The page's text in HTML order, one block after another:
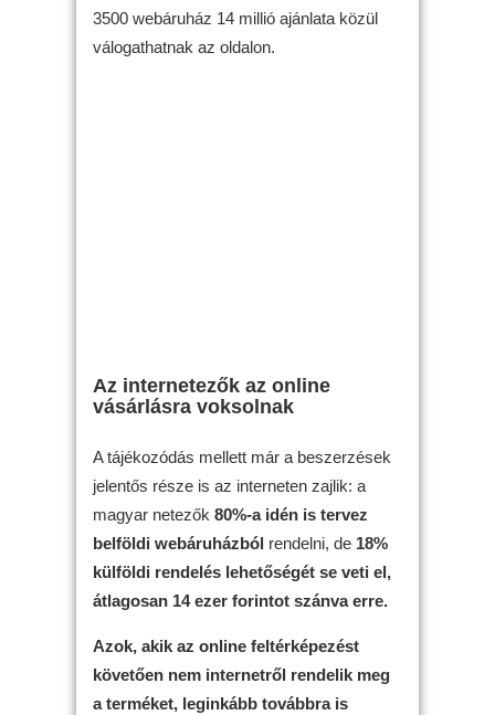
3500 webáruház 14 millió ajánlata közül
válogathatnak az oldalon.
Az internetezők az online
vásárlásra voksolnak
A tájékozódás mellett már a beszerzések
jelentős része is az interneten zajlik: a
magyar netezők 80%-a idén is tervez
belföldi webáruházból rendelni, de 18%
külföldi rendelés lehetőségét se veti el,
átlagosan 14 ezer forintot szánva erre.
Azok, akik az online feltérképezést
követően nem internetről rendelik meg
a terméket, leginkább továbbra is